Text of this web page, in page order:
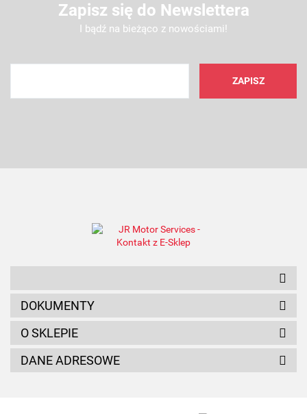
Zapisz się do Newslettera
I bądź na bieżąco z nowościami!
DOKUMENTY
O SKLEPIE
DANE ADRESOWE